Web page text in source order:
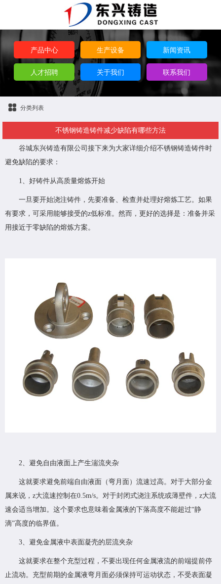
产品中心 生产设备 新闻资讯
人才招聘 关于我们 联系我们
分类列表
不锈钢铸造铸件减少缺陷有哪些方法
谷城东兴铸造有限公司 接下来为大家详细介绍不锈钢铸造铸件时
避免缺陷的要求：
1、好铸件从高质量熔炼开始
一旦要开始浇注铸件，先要准备、检查并处理好熔炼工艺。如果
有要求，可采用能够接受的z低标准。然而，更好的选择是：准备并采
用接近于零缺陷的熔炼方案。
2、避免自由液面上产生湍流夹杂
这就要求避免前端自由液面（弯月面）流速过高。对于大部分金
属来说，z大流速控制在0.5m/s。对于封闭式浇注系统或薄壁件，z大流
速会适当增加。这个要求也意味着金属液的下落高度不能超过“静
滴”高度的临界值。
3、避免金属液中表面凝壳的层流夹杂
这就要求在整个充型过程，不要出现任何金属液流的前端提前停
止流动。充型前期的金属液弯月面必须保持可运动状态，不受表面凝